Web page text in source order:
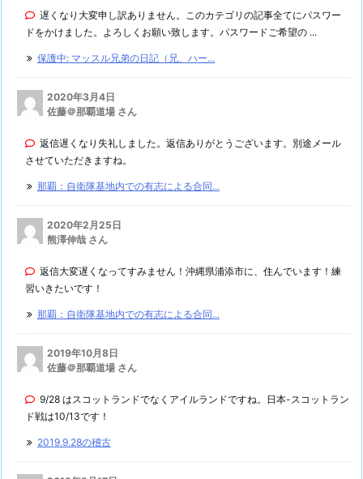
遅くなり大変申し訳ありません。このカテゴリの記事全てにパスワー
ドをかけました。よろしくお願い致します。パスワードご希望の ...
保護中: マッスル兄弟の日記（兄、ハー...
2020年3月4日
佐藤＠那覇道場 さん
返信遅くなり失礼しました。返信ありがとうございます。別途メール
させていただきますね。
那覇：自衛隊基地内での有志による合同...
2020年2月25日
熊澤伸哉 さん
返信大変遅くなってすみません！沖縄県浦添市に、住んでいます！練
習いきたいです！
那覇：自衛隊基地内での有志による合同...
2019年10月8日
佐藤＠那覇道場 さん
9/28 はスコットランドでなくアイルランドですね。日本-スコットラン
ド戦は10/13です！
2019.9.28の稽古